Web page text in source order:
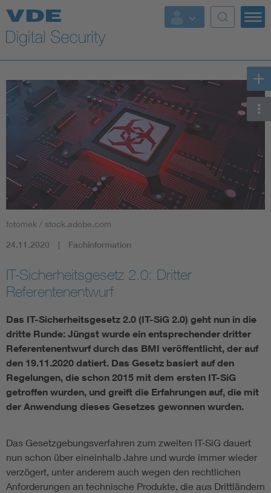
Top Themen
Fokusthemen
Energy
AI & Digital Trust
Health
Mobility
Assisted Living
Electromobility
Energy efficiency
Energy storage
fotomek / stock.adobe.com
24.11.2020 Fachinformation
IT-Sicherheitsgesetz 2.0: Dritter
Referentenentwurf
Das IT-Sicherheitsgesetz 2.0 (IT-SiG 2.0) geht nun in die
dritte Runde: Jüngst wurde ein entsprechender dritter
Referentenentwurf durch das BMI veröffentlicht, der auf
den 19.11.2020 datiert. Das Gesetz basiert auf den
Regelungen, die schon 2015 mit dem ersten IT-SiG
getroffen wurden, und greift die Erfahrungen auf, die mit
der Anwendung dieses Gesetzes gewonnen wurden.
Das Gesetzgebungsverfahren zum zweiten IT-SiG dauert
nun schon über eineinhalb Jahre und wurde immer wieder
verzögert, unter anderem auch wegen den rechtlichen
Anforderungen an technische Produkte, die aus Drittländern